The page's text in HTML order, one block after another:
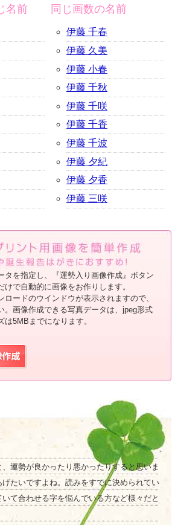
名前 同じ画数の名前
伊藤 千春
伊藤 久美
伊藤 小春
伊藤 千秋
伊藤 千咲
伊藤 千香
伊藤 千波
伊藤 夕紀
伊藤 夕香
伊藤 三咲
タを指定し、『運勢入り画像作成』ボタン
けで自動的に画像をお作りします。
ロードのウインドウが表示されますので、
。画像作成できる写真データは、jpeg形式
は5MBまでになります。
運勢が良かったり悪かったりすると思いま
たいですよね。読みをすでに決められてい
て合わせる字を悩んでいる方など様々だと